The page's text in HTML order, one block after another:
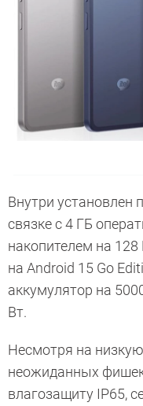
Внутри установлен
связке с 4 ГБ
накопителем на
на Android 15 Go
аккумулятор на
Вт.
Несмотря на
неожиданных
влагозащиту IP65,